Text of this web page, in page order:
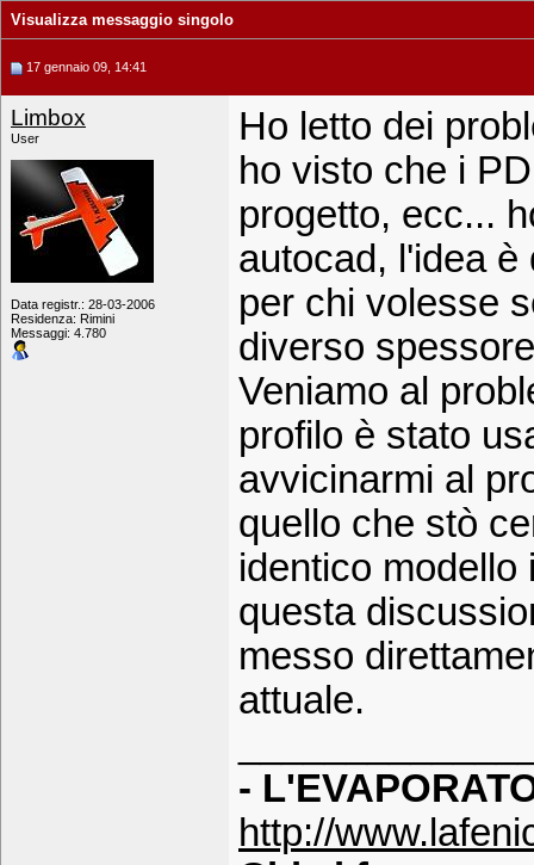
Visualizza messaggio singolo
17 gennaio 09, 14:41
Limbox
User
Data registr.: 28-03-2006
Residenza: Rimini
Messaggi: 4.780
Ho letto dei
ho visto che i
progetto, ecc...
autocad, l'idea è
per chi volesse
diverso
Veniamo al
profilo è stato
avvicinarmi al
quello che stò
identico modello
questa
messo
attuale.
-
http://